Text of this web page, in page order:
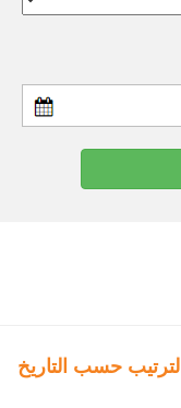
الترتيب حسب التاريخ